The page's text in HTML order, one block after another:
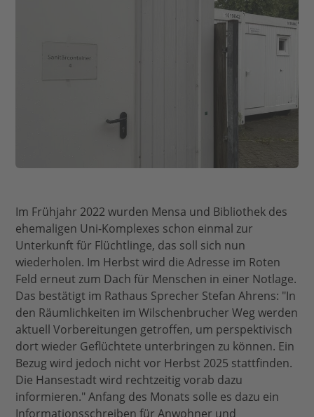
Im Frühjahr 2022 wurden Mensa und Bibliothek des
ehemaligen Uni-Komplexes schon einmal zur
Unterkunft für Flüchtlinge, das soll sich nun
wiederholen. Im Herbst wird die Adresse im Roten
Feld erneut zum Dach für Menschen in einer Notlage.
Das bestätigt im Rathaus Sprecher Stefan Ahrens: "In
den Räumlichkeiten im Wilschenbrucher Weg werden
aktuell Vorbereitungen getroffen, um perspektivisch
dort wieder Geflüchtete unterbringen zu können. Ein
Bezug wird jedoch nicht vor Herbst 2025 stattfinden.
Die Hansestadt wird rechtzeitig vorab dazu
informieren." Anfang des Monats solle es dazu ein
Informationsschreiben für Anwohner und